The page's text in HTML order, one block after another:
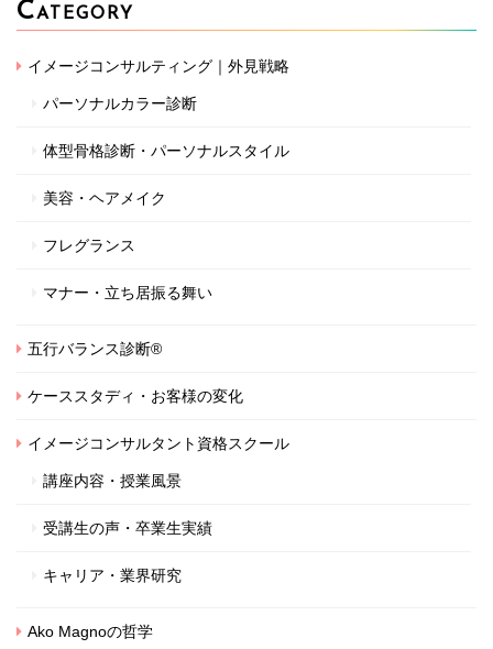
CATEGORY
イメージコンサルティング｜外見戦略
パーソナルカラー診断
体型骨格診断・パーソナルスタイル
美容・ヘアメイク
フレグランス
マナー・立ち居振る舞い
五行バランス診断®
ケーススタディ・お客様の変化
イメージコンサルタント資格スクール
講座内容・授業風景
受講生の声・卒業生実績
キャリア・業界研究
Ako Magnoの哲学